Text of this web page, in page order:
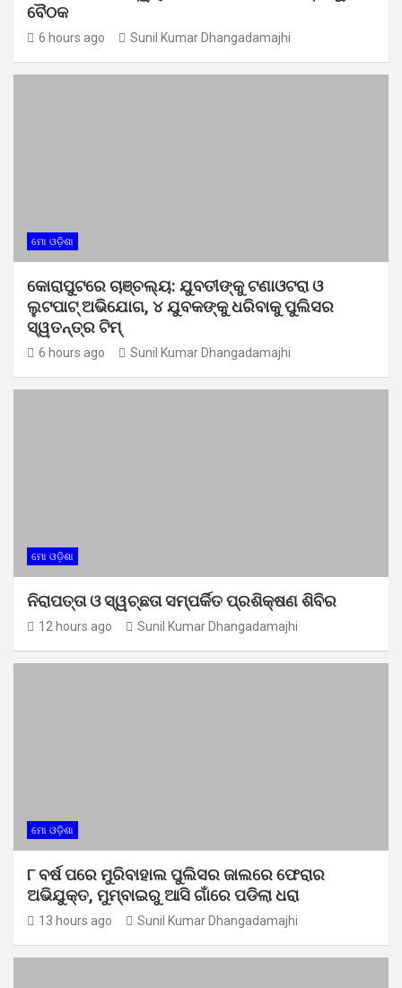
ବୈଠକ
6 hours ago Sunil Kumar Dhangadamajhi
ମୋ ଓଡ଼ିଶା
କୋରାପୁଟରେ ଚାଞ୍ଚଲ୍ୟ: ଯୁବତୀଙ୍କୁ ଟଣାଓଟରା ଓ
ଲୁଟପାଟ୍ ଅଭିଯୋଗ, ୪ ଯୁବକଙ୍କୁ ଧରିବାକୁ ପୁଲିସର
ସ୍ୱତନ୍ତ୍ର ଟିମ୍
6 hours ago Sunil Kumar Dhangadamajhi
ମୋ ଓଡ଼ିଶା
ନିରାପତ୍ତା ଓ ସ୍ୱଚ୍ଛତା ସମ୍ପର୍କିତ ପ୍ରଶିକ୍ଷଣ ଶିବିର
12 hours ago Sunil Kumar Dhangadamajhi
ମୋ ଓଡ଼ିଶା
୮ ବର୍ଷ ପରେ ମୁରିବାହାଲ ପୁଲିସର ଜାଲରେ ଫେରାର
ଅଭିଯୁକ୍ତ, ମୁମ୍ବାଇରୁ ଆସି ଗାଁରେ ପଡିଲା ଧରା
13 hours ago Sunil Kumar Dhangadamajhi